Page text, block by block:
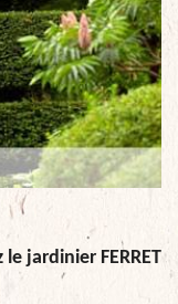
jardinier FERRET